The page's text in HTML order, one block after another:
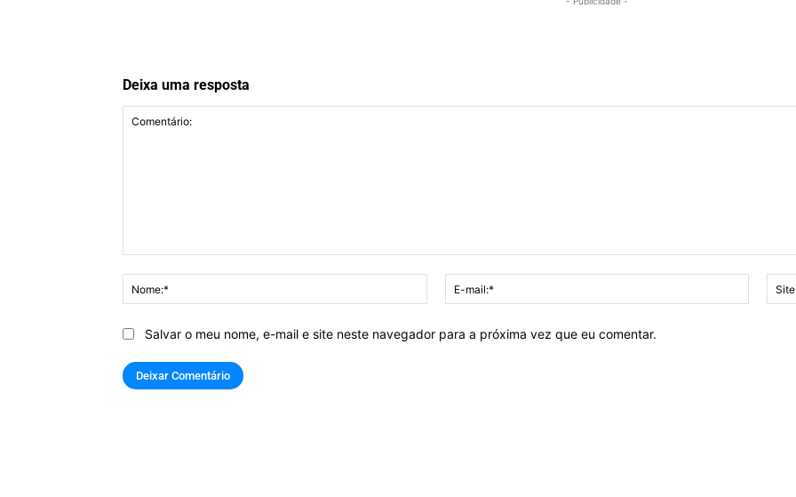
Deixa uma resposta
Nome:*
mail:*
Salvar o meu nome, e-mail e site neste navegador para a próxima vez que eu comentar.